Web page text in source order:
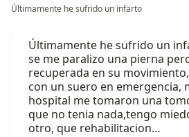
Últimamente he sufrido un infarto
Últimamente he sufrido un
se me paralizo una pierna
recuperada en su
con un suero en emergencia,
hospital me tomaron una
que no tenia nada,tengo
otro, que rehabilitacion…